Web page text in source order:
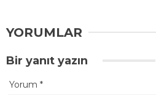
YORUMLAR
Bir yanıt yazın
Yorum *